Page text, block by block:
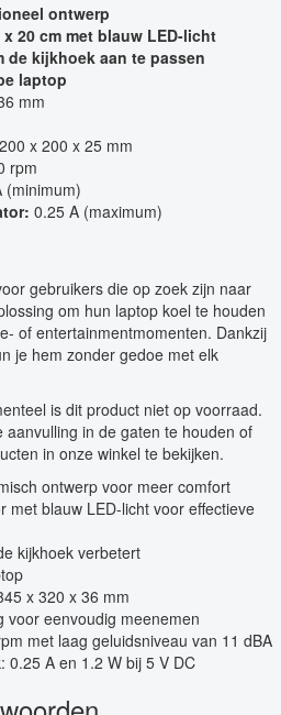
ontwerp
20 cm met blauw LED-licht
de kijkhoek aan te passen
laptop
mm
200 x 200 x 25 mm
rpm
(minimum)
0.25 A (maximum)
gebruikers die op zoek zijn naar
om hun laptop koel te houden
of entertainmentmomenten. Dankzij
je hem zonder gedoe met elk
is dit product niet op voorraad.
in de gaten te houden of
in onze winkel te bekijken.
ontwerp voor meer comfort
met blauw LED-licht voor effectieve
kijkhoek verbetert
x 320 x 36 mm
voor eenvoudig meenemen
met laag geluidsniveau van 11 dBA
0.25 A en 1.2 W bij 5 V DC